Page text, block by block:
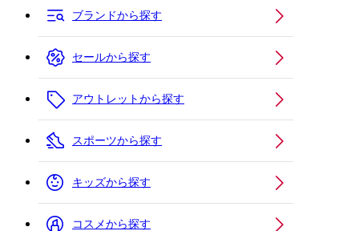
ブランドから探す
セールから探す
アウトレットから探す
スポーツから探す
キッズから探す
コスメから探す